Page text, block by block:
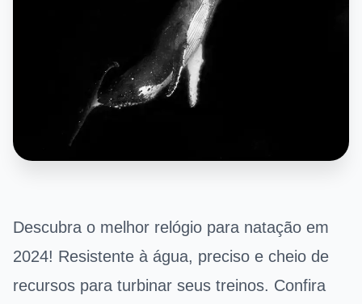
Descubra o melhor relógio para natação em
2024! Resistente à água, preciso e cheio de
recursos para turbinar seus treinos. Confira